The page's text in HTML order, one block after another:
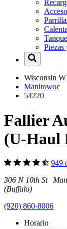
Piezas
Wisconsin
Manitowoc
54220
Fallier
(U-Haul
949
306 N 10th St
(Buffalo)
(920) 860-8006
Horario